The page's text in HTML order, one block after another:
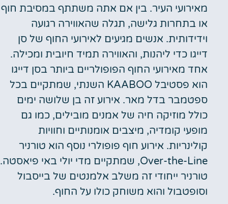
מאירועי העיר. בין אם אתה משתתף במסיבת חוף
או בתחרות גלישה, תגלה שהאווירה רגועה
וידידותית. אנשים מגיעים לאירועי החוף של סן
דייגו כדי ליהנות, והאווירה תמיד חיובית ומכילה.
אחד מאירועי החוף הפופולריים ביותר בסן דייגו
הוא פסטיבל KAABOO השנתי, שמתקיים בכל
ספטמבר בדל מאר. אירוע זה בן שלושה ימים
כולל מוזיקה חיה של אמנים מובילים, כמו גם
מופעי קומדיה, מיצבים אומנותיים וחוויות
קולינריות. אירוע חוף פופולרי נוסף הוא טורניר
Over-the-Line, שמתקיים מדי יולי באי פיאסטה.
טורניר ייחודי זה משלב אלמנטים של בייסבול
וסופטבול והוא משוחק כולו על החוף.